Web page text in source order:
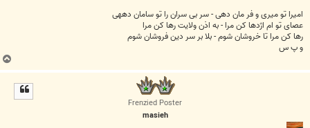
امیرا تو میری و فر مان دهی - سر بی سران را تو سامان دههی
عصای تو ام اژدها کن مرا - به اذن ولایت رها کن مرا
رها کن مرا تا خروشان شوم - بلا بر سر دین فروشان شوم
و پ س
ب
ا
Frenzied Poster
masieh